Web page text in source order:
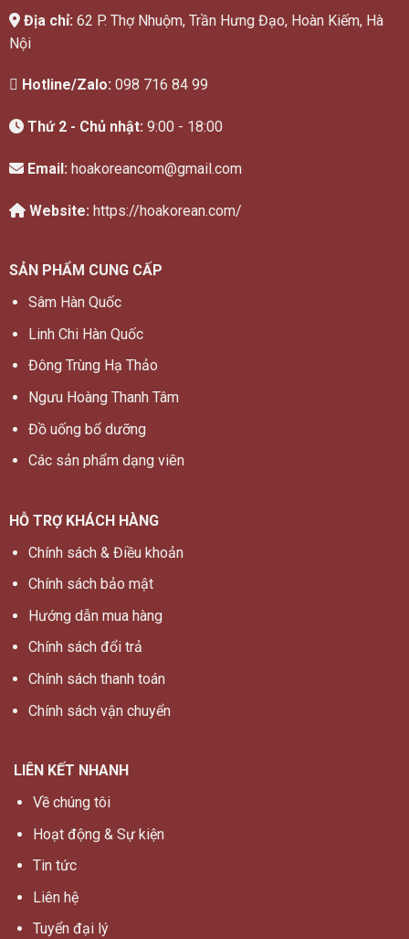
Địa chỉ: 62 P. Thợ Nhuộm, Trần Hưng Đạo, Hoàn Kiếm, Hà
Nội
Hotline/Zalo: 098 716 84 99
Thứ 2 - Chủ nhật: 9:00 - 18:00
Email: hoakoreancom@gmail.com
Website: https://hoakorean.com/
SẢN PHẨM CUNG CẤP
Sâm Hàn Quốc
Linh Chi Hàn Quốc
Đông Trùng Hạ Thảo
Ngưu Hoàng Thanh Tâm
Đồ uống bổ dưỡng
Các sản phẩm dạng viên
HỖ TRỢ KHÁCH HÀNG
Chính sách & Điều khoản
Chính sách bảo mật
Hướng dẫn mua hàng
Chính sách đổi trả
Chính sách thanh toán
Chính sách vận chuyển
LIÊN KẾT NHANH
Về chúng tôi
Hoạt động & Sự kiện
Tin tức
Liên hệ
Tuyển đại lý